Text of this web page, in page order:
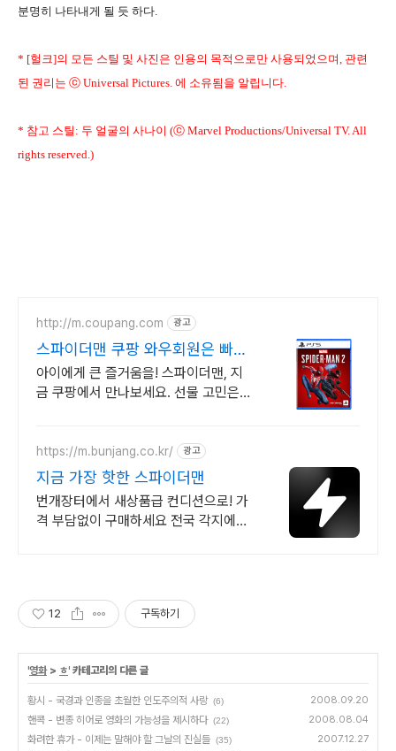
분명히 나타내게 될 듯 하다.
* [헐크]의 모든 스틸 및 사진은 인용의 목적으로만 사용되었으며, 관련
된 권리는 ⓒ Universal Pictures. 에 소유됨을 알립니다.
* 참고 스틸: 두 얼굴의 사나이 (ⓒ Marvel Productions/Universal TV. All
rights reserved.)
http://m.coupang.com 광고
스파이더맨 쿠팡 와우회원은 빠른
로켓배송
아이에게 큰 즐거움을! 스파이더맨, 지
금 쿠팡에서 만나보세요. 선물 고민은
https://m.bunjang.co.kr/ 광고
지금 가장 핫한 스파이더맨
번개장터에서 새상품급 컨디션으로! 가
격 부담없이 구매하세요 전국 각지에서
12 구독하기
'영화> ㅎ' 카테고리의 다른 글
황시 - 국경과 인종을 초월한 인도주의적 사랑 (6) 2008.09.20
핸콕 - 변종 히어로 영화의 가능성을 제시하다 (22) 2008.08.04
화려한 휴가 - 이제는 말해야 할 그날의 진실들 (35) 2007.12.27